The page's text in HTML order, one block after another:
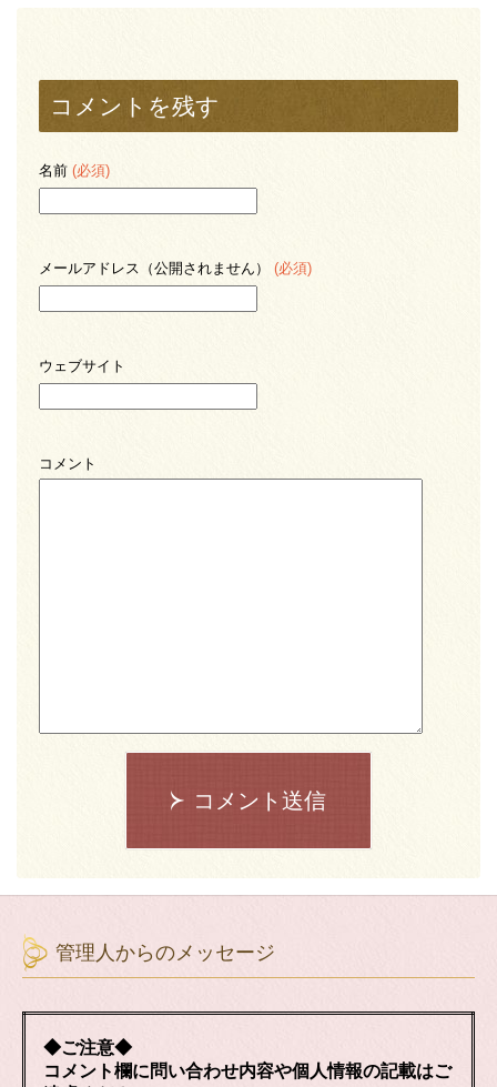
コメントを残す
名前 (必須)
メールアドレス（公開されません） (必須)
ウェブサイト
コメント
コメント送信
管理人からのメッセージ
◆ご注意◆
コメント欄に問い合わせ内容や個人情報の記載はご